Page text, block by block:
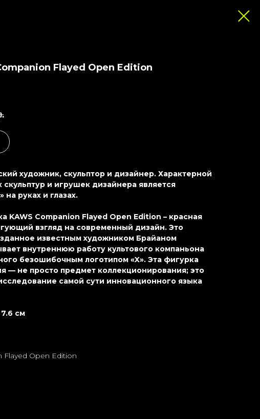
Flayed Open Edition
художник, скульптор и дизайнер. Характерной
скульптур и игрушек дизайнера является
на руках и глазах.
KAWS Companion Flayed Open Edition – красная
взгляд на современный дизайн. Это
известным художником Брайаном
внутреннюю работу культового компаньона
безошибочным логотипом «X». Эта фигурка
— не просто предмет коллекционирования; это
самой сути инновационного языка
см
Open Edition